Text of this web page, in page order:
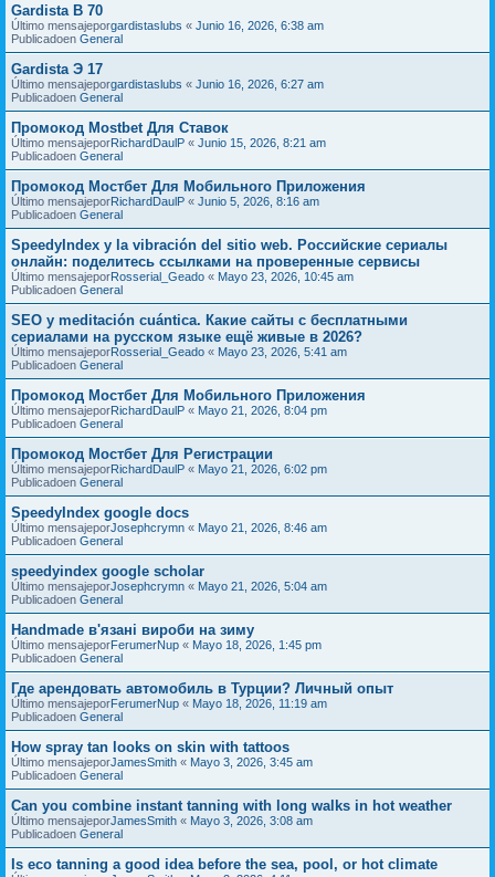
Gardista В 70
Último mensajeporgardistaslubs « Junio 16, 2026, 6:38 am
Publicadoen General
Gardista Э 17
Último mensajeporgardistaslubs « Junio 16, 2026, 6:27 am
Publicadoen General
Промокод Mostbet Для Ставок
Último mensajeporRichardDaulP « Junio 15, 2026, 8:21 am
Publicadoen General
Промокод Мостбет Для Мобильного Приложения
Último mensajeporRichardDaulP « Junio 5, 2026, 8:16 am
Publicadoen General
SpeedyIndex y la vibración del sitio web. Российские сериалы
онлайн: поделитесь ссылками на проверенные сервисы
Último mensajeporRosserial_Geado « Mayo 23, 2026, 10:45 am
Publicadoen General
SEO y meditación cuántica. Какие сайты с бесплатными
сериалами на русском языке ещё живые в 2026?
Último mensajeporRosserial_Geado « Mayo 23, 2026, 5:41 am
Publicadoen General
Промокод Мостбет Для Мобильного Приложения
Último mensajeporRichardDaulP « Mayo 21, 2026, 8:04 pm
Publicadoen General
Промокод Мостбет Для Регистрации
Último mensajeporRichardDaulP « Mayo 21, 2026, 6:02 pm
Publicadoen General
SpeedyIndex google docs
Último mensajeporJosephcrymn « Mayo 21, 2026, 8:46 am
Publicadoen General
speedyindex google scholar
Último mensajeporJosephcrymn « Mayo 21, 2026, 5:04 am
Publicadoen General
Handmade в'язані вироби на зиму
Último mensajeporFerumerNup « Mayo 18, 2026, 1:45 pm
Publicadoen General
Где арендовать автомобиль в Турции? Личный опыт
Último mensajeporFerumerNup « Mayo 18, 2026, 11:19 am
Publicadoen General
How spray tan looks on skin with tattoos
Último mensajeporJamesSmith « Mayo 3, 2026, 3:45 am
Publicadoen General
Can you combine instant tanning with long walks in hot weather
Último mensajeporJamesSmith « Mayo 3, 2026, 3:08 am
Publicadoen General
Is eco tanning a good idea before the sea, pool, or hot climate